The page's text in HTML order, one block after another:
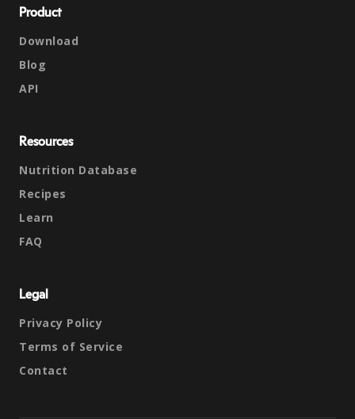
Product
Download
Blog
API
Resources
Nutrition Database
Recipes
Learn
FAQ
Legal
Privacy Policy
Terms of Service
Contact